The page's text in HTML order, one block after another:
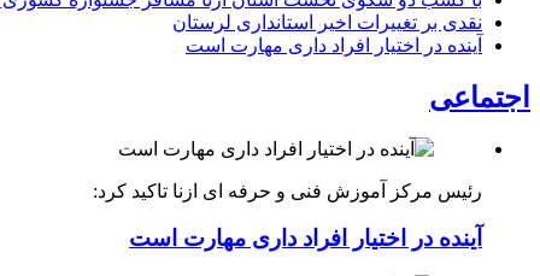
نقدی بر تغییرات اخیر استانداری لرستان
آینده در اختیار افراد داری مهارت است
اجتماعی
رئیس مرکز آموزش فنی و حرفه ای ازنا تاکید کرد:
آینده در اختیار افراد داری مهارت است